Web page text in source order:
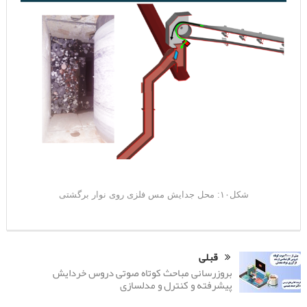
شکل۱۰: محل جدایش مس فلزی روی نوار برگشتی
قبلی
بروزرسانی مباحث کوتاه صوتی دروس خردایش
پیشرفته و کنترل و مدلسازی